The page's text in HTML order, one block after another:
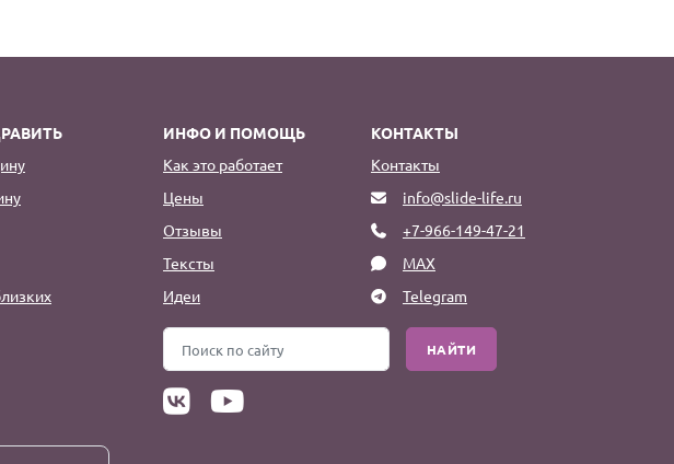
ИНФО И ПОМОЩЬ
Как это работает
Цены
Отзывы
Тексты
Идеи
КОНТАКТЫ
Контакты
info@slide-life.ru
+7-966-149-47-21
MAX
Telegram
НАЙТИ